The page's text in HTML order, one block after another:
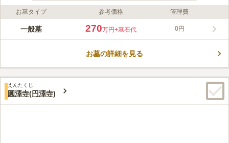
ライフドット編集部のコメント
瑠璃光寺は、港区東麻布にある曹洞宗の寺院です。1614年に建
プがあり、樹木葬や集合墓、プレート墓石があります。ご家族の
口コミ評価
みんなの評価
男性
お供え物や花屋さんは近くにない。料理店はまあまあある。うな
お墓タイプ 参考価格 管理費
一般墓 270万円+墓石代 0円
お墓の詳細を見る
えんたくじ
圓澤寺(円澤寺)